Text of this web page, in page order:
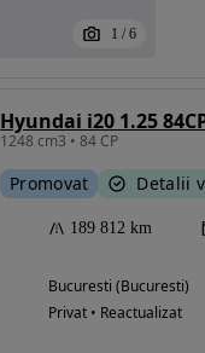
1 / 6
Hyundai i20 1.25
1248 cm3 • 84 CP
Promovat Detalii
189 812 km
Bucuresti (Bucuresti)
Privat • Reactualizat